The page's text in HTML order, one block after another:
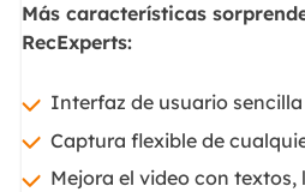
Más características
RecExperts:
Interfaz de usuario
Captura flexible de
Mejora el video con textos,